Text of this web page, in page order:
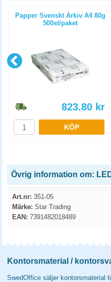
Papper Svenskt Arkiv A4 80g
500st/paket
823.80 kr
KÖP
Övrig information om:
Art.nr: 351-05
Märke: Star Trading
EAN: 7391482018489
Kontorsmaterial /
SwedOffice säljer kontorsmaterial